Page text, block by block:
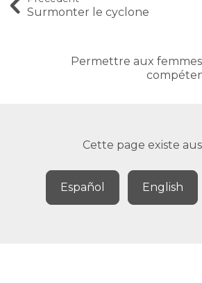
Surmonter le cyclone
Permettre aux femmes
Cette page existe
Español English